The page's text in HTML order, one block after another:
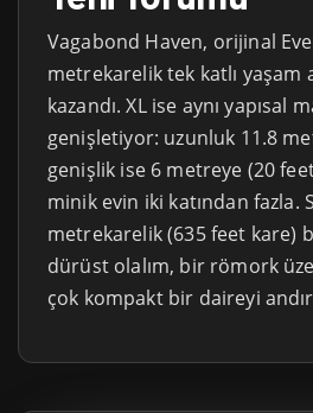
Vagabond Haven, orijinal
metrekarelik tek katlı yaşam
kazandı. XL ise aynı yapısal
genişletiyor: uzunluk 11.8
genişlik ise 6 metreye (20
minik evin iki katından fazla.
metrekarelik (635 feet kare)
dürüst olalım, bir römork
çok kompakt bir daireyi